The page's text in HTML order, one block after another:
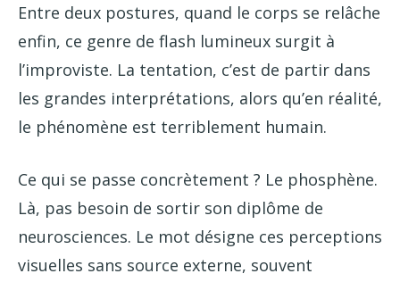
Entre deux postures, quand le corps se relâche
enfin, ce genre de flash lumineux surgit à
l’improviste. La tentation, c’est de partir dans
les grandes interprétations, alors qu’en réalité,
le phénomène est terriblement humain.
Ce qui se passe concrètement ? Le phosphène.
Là, pas besoin de sortir son diplôme de
neurosciences. Le mot désigne ces perceptions
visuelles sans source externe, souvent